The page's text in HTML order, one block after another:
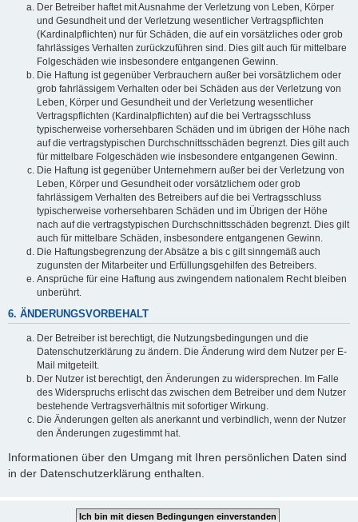
Der Betreiber haftet mit Ausnahme der Verletzung von Leben, Körper
und Gesundheit und der Verletzung wesentlicher Vertragspflichten
(Kardinalpflichten) nur für Schäden, die auf ein vorsätzliches oder grob
fahrlässiges Verhalten zurückzuführen sind. Dies gilt auch für mittelbare
Folgeschäden wie insbesondere entgangenen Gewinn.
Die Haftung ist gegenüber Verbrauchern außer bei vorsätzlichem oder
grob fahrlässigem Verhalten oder bei Schäden aus der Verletzung von
Leben, Körper und Gesundheit und der Verletzung wesentlicher
Vertragspflichten (Kardinalpflichten) auf die bei Vertragsschluss
typischerweise vorhersehbaren Schäden und im übrigen der Höhe nach
auf die vertragstypischen Durchschnittsschäden begrenzt. Dies gilt auch
für mittelbare Folgeschäden wie insbesondere entgangenen Gewinn.
Die Haftung ist gegenüber Unternehmern außer bei der Verletzung von
Leben, Körper und Gesundheit oder vorsätzlichem oder grob
fahrlässigem Verhalten des Betreibers auf die bei Vertragsschluss
typischerweise vorhersehbaren Schäden und im Übrigen der Höhe
nach auf die vertragstypischen Durchschnittsschäden begrenzt. Dies gilt
auch für mittelbare Schäden, insbesondere entgangenen Gewinn.
Die Haftungsbegrenzung der Absätze a bis c gilt sinngemäß auch
zugunsten der Mitarbeiter und Erfüllungsgehilfen des Betreibers.
Ansprüche für eine Haftung aus zwingendem nationalem Recht bleiben
unberührt.
6. ÄNDERUNGSVORBEHALT
Der Betreiber ist berechtigt, die Nutzungsbedingungen und die
Datenschutzerklärung zu ändern. Die Änderung wird dem Nutzer per E-
Mail mitgeteilt.
Der Nutzer ist berechtigt, den Änderungen zu widersprechen. Im Falle
des Widerspruchs erlischt das zwischen dem Betreiber und dem Nutzer
bestehende Vertragsverhältnis mit sofortiger Wirkung.
Die Änderungen gelten als anerkannt und verbindlich, wenn der Nutzer
den Änderungen zugestimmt hat.
Informationen über den Umgang mit Ihren persönlichen Daten sind
in der Datenschutzerklärung enthalten.